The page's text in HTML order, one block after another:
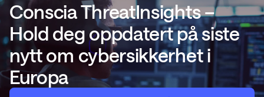
Conscia ThreatInsights –
Hold deg oppdatert på siste
nytt om cybersikkerhet i
Europa